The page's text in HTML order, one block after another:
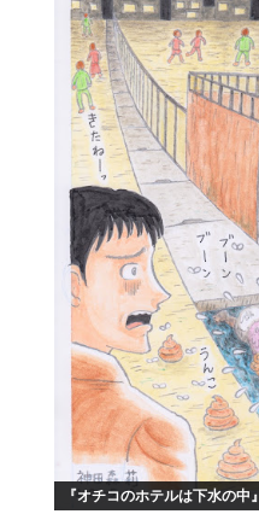
『オチコのホテルは下水の中』